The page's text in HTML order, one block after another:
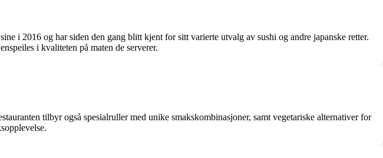
i 2016 og har siden den gang blitt kjent for sitt varierte utvalg av sushi og andre japanske retter.
i kvaliteten på maten de serverer.
tilbyr også spesialruller med unike smakskombinasjoner, samt vegetariske alternativer for